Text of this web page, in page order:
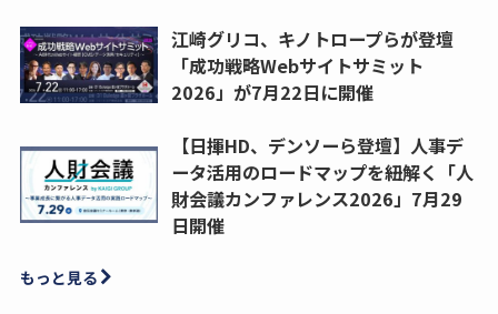
江崎グリコ、キノトロープらが登壇
「成功戦略Webサイトサミット
2026」が7月22日に開催
【日揮HD、デンソーら登壇】人事デ
ータ活用のロードマップを紐解く「人
財会議カンファレンス2026」7月29
日開催
もっと見る